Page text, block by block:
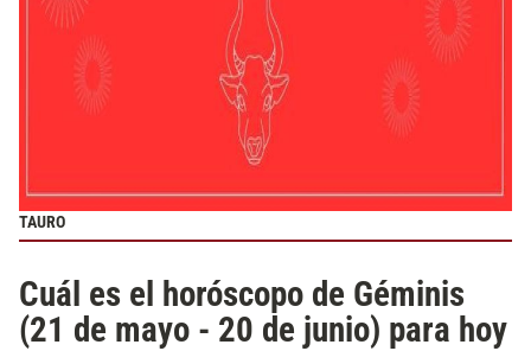
TAURO
Cuál es el horóscopo de Géminis
(21 de mayo - 20 de junio) para hoy